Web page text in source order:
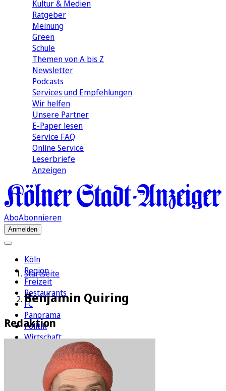
Kultur & Medien
Ratgeber
Meinung
Green
Schule
Themen von A bis Z
Newsletter
Podcasts
Services und Empfehlungen
Wir helfen
Unsere Partner
E-Paper lesen
Service FAQ
Online Service
Leserbriefe
Anzeigen
AboAbonnieren
Anmelden
Köln
Region
Freizeit
Restaurants
FC
Panorama
Politik
Wirtschaft
Newsletter
E-Paper
Startseite
Benjamin Quiring
Redaktion